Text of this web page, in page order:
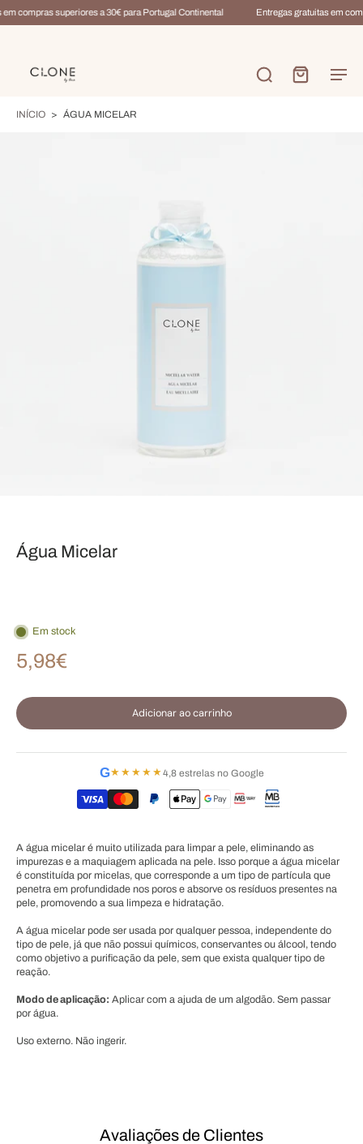
compras superiores a 30€ para Portugal Continental Entregas gratuitas em
INÍCIO > ÁGUA MICELAR
Água Micelar
Em stock
5,98€
Adicionar ao carrinho
G★★★★★4,8 estrelas no Google
A água micelar é muito utilizada para limpar a pele, eliminando as
impurezas e a maquiagem aplicada na pele. Isso porque a água micelar
é constituída por micelas, que corresponde a um tipo de partícula que
penetra em profundidade nos poros e absorve os resíduos presentes na
pele, promovendo a sua limpeza e hidratação.
A água micelar pode ser usada por qualquer pessoa, independente do
tipo de pele, já que não possui químicos, conservantes ou álcool, tendo
como objetivo a purificação da pele, sem que exista qualquer tipo de
reação.
Modo de aplicação: Aplicar com a ajuda de um algodão. Sem passar
por água.
Uso externo. Não ingerir.
Avaliações de Clientes